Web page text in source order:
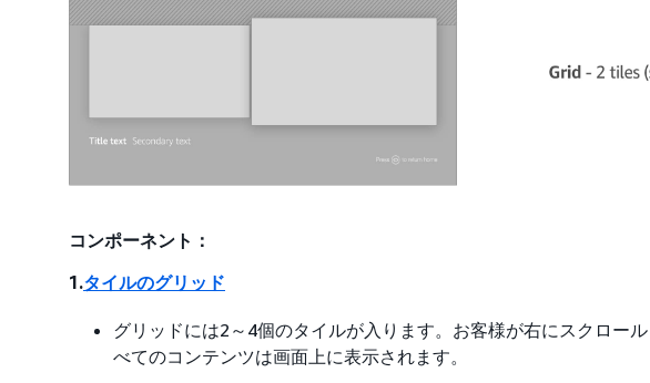
コンポーネント：
1.タイルのグリッド
グリッドには2～4個のタイルが入ります。お客様が右にスクロー
べてのコンテンツは画面上に表示されます。